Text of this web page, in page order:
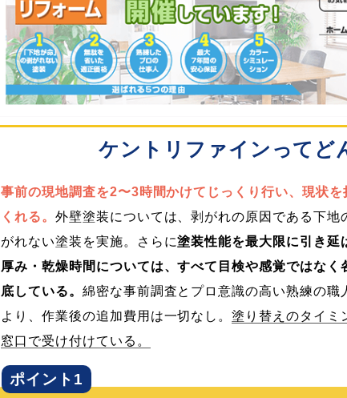
ケントリファインってど
事前の現地調査を2〜3時間かけてじっくり行い、現状
くれる。 外壁塗装については、剥がれの原因である下
がれない塗装を実施。さらに塗装性能を最大限に引き延
厚み・乾燥時間については、すべて目検や感覚ではな
底している。 綿密な事前調査とプロ意識の高い熟練の
より、作業後の追加費用は一切なし。塗り替えのタイミ
窓口で受け付けている。
ポイント1